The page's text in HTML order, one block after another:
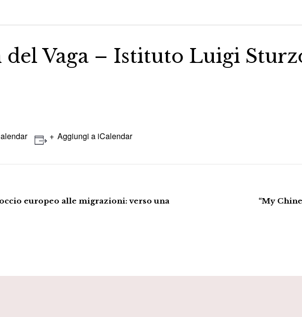
del Vaga – Istituto Luigi
Aggiungi a iCalendar
europeo alle migrazioni: verso una
“My